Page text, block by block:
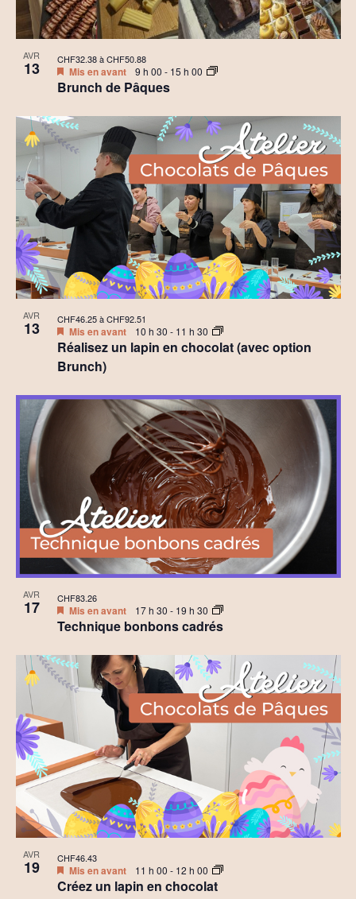
AVR
13
Brunch de Pâques
Mis en avant 9 h 00 - 15 h 00
CHF32.38 à CHF50.88
AVR
13
Réalisez un lapin en chocolat (avec option
Brunch)
Mis en avant 10 h 30 - 11 h 30
CHF46.25 à CHF92.51
AVR
17
Technique bonbons cadrés
Mis en avant 17 h 30 - 19 h 30
CHF83.26
AVR
19
Créez un lapin en chocolat
Mis en avant 11 h 00 - 12 h 00
CHF46.43